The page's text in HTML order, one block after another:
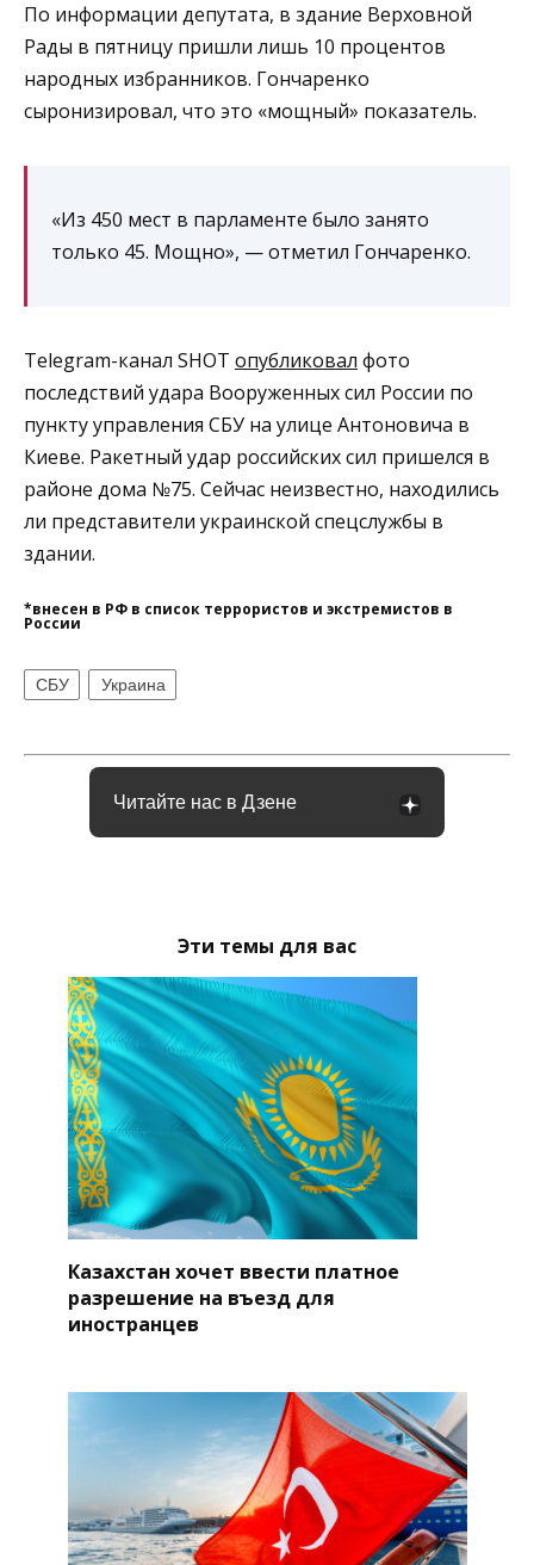
По информации депутата, в здание Верховной
Рады в пятницу пришли лишь 10 процентов
народных избранников. Гончаренко
сыронизировал, что это «мощный» показатель.
«Из 450 мест в парламенте было занято
только 45. Мощно», — отметил Гончаренко.
Telegram-канал SHOT опубликовал фото
последствий удара Вооруженных сил России по
пункту управления СБУ на улице Антоновича в
Киеве. Ракетный удар российских сил пришелся в
районе дома №75. Сейчас неизвестно, находились
ли представители украинской спецслужбы в
здании.
*внесен в РФ в список террористов и экстремистов в
России
СБУ Украина
Читайте нас в Дзене
Эти темы для вас
Казахстан хочет ввести платное
разрешение на въезд для
иностранцев